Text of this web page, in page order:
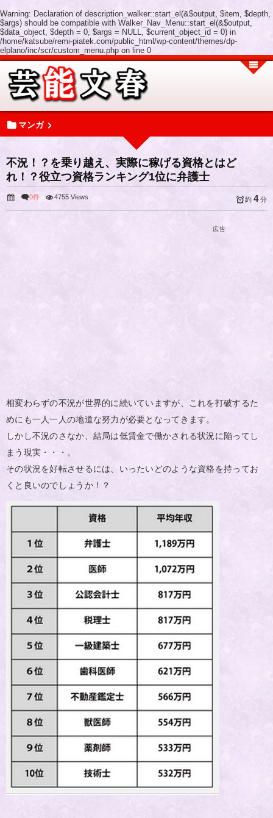
Warning: Declaration of description_walker::start_el(&$output, $item, $depth,
$args) should be compatible with Walker_Nav_Menu::start_el(&$output,
$data_object, $depth = 0, $args = NULL, $current_object_id = 0) in
/home/katsube/remi-piatek.com/public_html/wp-content/themes/dp-
elplano/inc/scr/custom_menu.php on line 0
マンガ
不況！？を乗り越え、実際に稼げる資格とはど
れ！？役立つ資格ランキング1位に弁護士
0件 4755 Views 約 4分
広告
相変わらずの不況が世界的に続いていますが、これを打破するた
めにも一人一人の地道な努力が必要となってきます。
しかし不況のさなか、結局は低賃金で働かされる状況に陥ってし
まう現実・・・。
その状況を好転させるには、いったいどのような資格を持ってお
くと良いのでしょうか！？